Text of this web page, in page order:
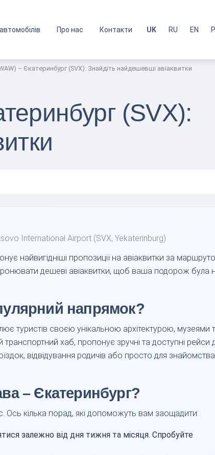
Про нас Контакти UK RU EN
– Єкатеринбург (SVX): Знайдіть найдешевші авіаквитки
(SVX):
International Airport (SVX, Yekaterinburg)
найвигідніші пропозиції на авіаквитки за
дешеві авіаквитки, щоб ваша подорож була
напрямок?
туристів своєю унікальною архітектурою, музеями
хаб, пропонує зручні та доступні рейси
відвідування родичів або просто для
– Єкатеринбург?
Ось кілька порад, які допоможуть вам заощадити:
залежно від дня тижня та місяця. Спробуйте